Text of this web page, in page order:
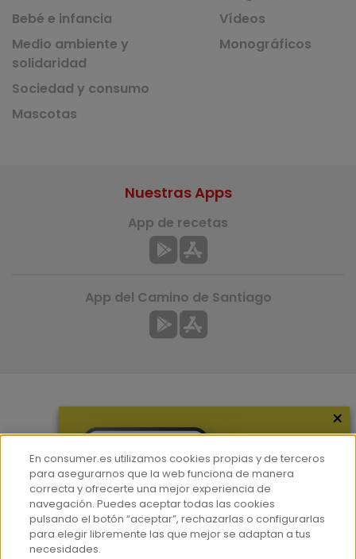
Bebé e infancia
Medio ambiente y
solidaridad
Sociedad y consumo
Mascotas
Vídeos
Monográficos
Hemeroteca
Contacto
Prensa
Corpus Lingüístico Consumer
Nuestras Apps
App de recetas
App del Camino de Santiago
×
En consumer.es utilizamos cookies propias y de terceros
para asegurarnos que la web funciona de manera
correcta y ofrecerte una mejor experiencia de
navegación. Puedes aceptar todas las cookies
pulsando el botón “aceptar”, rechazarlas o configurarlas
para elegir libremente las que mejor se adaptan a tus
necesidades.